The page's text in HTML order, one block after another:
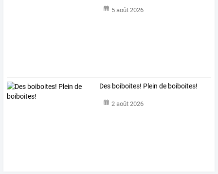
5 août 2026
Des boiboites! Plein de boiboites!
2 août 2026